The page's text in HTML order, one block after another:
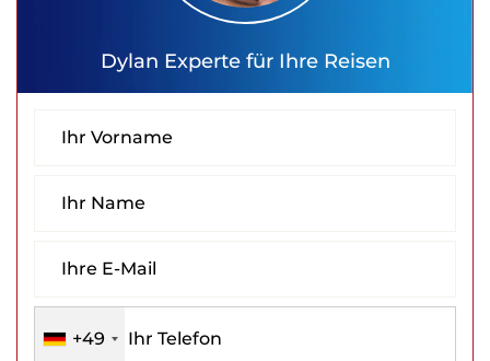
Dylan Experte für Ihre Reisen
+49